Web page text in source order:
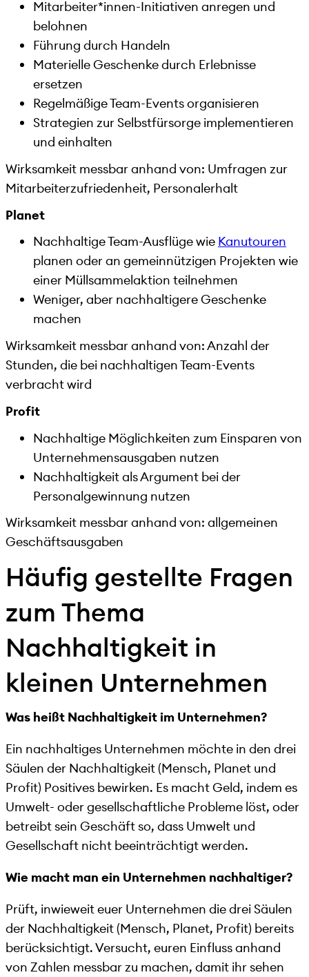
Mitarbeiter*innen-Initiativen anregen und
belohnen
Führung durch Handeln
Materielle Geschenke durch Erlebnisse
ersetzen
Regelmäßige Team-Events organisieren
Strategien zur Selbstfürsorge implementieren
und einhalten
Wirksamkeit messbar anhand von: Umfragen zur
Mitarbeiterzufriedenheit, Personalerhalt
Planet
Nachhaltige Team-Ausflüge wie Kanutouren
planen oder an gemeinnützigen Projekten wie
einer Müllsammelaktion teilnehmen
Weniger, aber nachhaltigere Geschenke
machen
Wirksamkeit messbar anhand von: Anzahl der
Stunden, die bei nachhaltigen Team-Events
verbracht wird
Profit
Nachhaltige Möglichkeiten zum Einsparen von
Unternehmensausgaben nutzen
Nachhaltigkeit als Argument bei der
Personalgewinnung nutzen
Wirksamkeit messbar anhand von: allgemeinen
Geschäftsausgaben
Häufig gestellte Fragen
zum Thema
Nachhaltigkeit in
kleinen Unternehmen
Was heißt Nachhaltigkeit im Unternehmen?
Ein nachhaltiges Unternehmen möchte in den drei
Säulen der Nachhaltigkeit (Mensch, Planet und
Profit) Positives bewirken. Es macht Geld, indem es
Umwelt- oder gesellschaftliche Probleme löst, oder
betreibt sein Geschäft so, dass Umwelt und
Gesellschaft nicht beeinträchtigt werden.
Wie macht man ein Unternehmen nachhaltiger?
Prüft, inwieweit euer Unternehmen die drei Säulen
der Nachhaltigkeit (Mensch, Planet, Profit) bereits
berücksichtigt. Versucht, euren Einfluss anhand
von Zahlen messbar zu machen, damit ihr sehen